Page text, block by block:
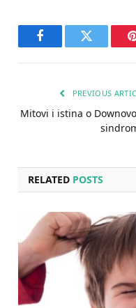
FacebookTwitter
PREVIOUS
Mitovi i istina o
RELATED POSTS